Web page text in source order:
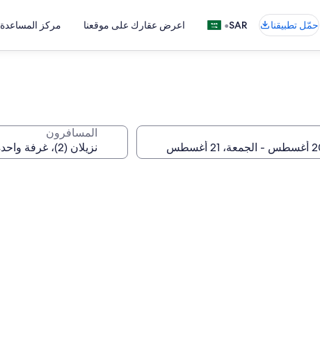
حمّل تطبيقنا SAR
• اعرض عقارك على موقعنا مركز المساعدة
المسافرون